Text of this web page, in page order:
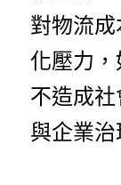
對物流
化壓力
不造成
與企業治